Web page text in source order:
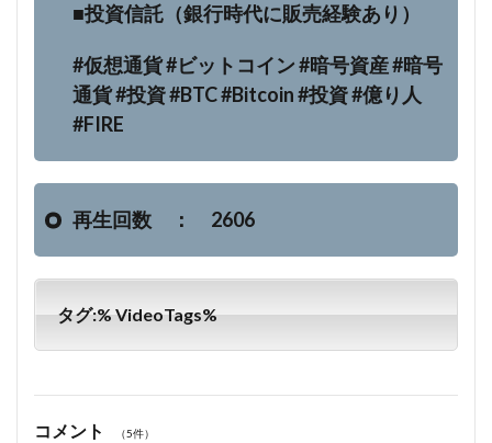
■投資信託（銀行時代に販売経験あり）
#仮想通貨 #ビットコイン #暗号資産 #暗号
通貨 #投資 #BTC #Bitcoin #投資 #億り人
#FIRE
再生回数 ： 2606
タグ:% VideoTags%
コメント （5件）